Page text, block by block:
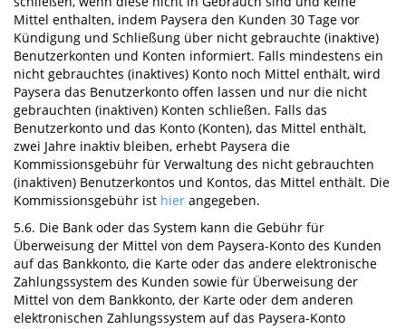
Mittel enthalten, indem Paysera den Kunden 30 Tage vor
Kündigung und Schließung über nicht gebrauchte (inaktive)
Benutzerkonten und Konten informiert. Falls mindestens ein
nicht gebrauchtes (inaktives) Konto noch Mittel enthält, wird
Paysera das Benutzerkonto offen lassen und nur die nicht
gebrauchten (inaktiven) Konten schließen. Falls das
Benutzerkonto und das Konto (Konten), das Mittel enthält,
zwei Jahre inaktiv bleiben, erhebt Paysera die
Kommissionsgebühr für Verwaltung des nicht gebrauchten
(inaktiven) Benutzerkontos und Kontos, das Mittel enthält. Die
Kommissionsgebühr ist hier angegeben.
5.6. Die Bank oder das System kann die Gebühr für
Überweisung der Mittel von dem Paysera-Konto des Kunden
auf das Bankkonto, die Karte oder das andere elektronische
Zahlungssystem des Kunden sowie für Überweisung der
Mittel von dem Bankkonto, der Karte oder dem anderen
elektronischen Zahlungssystem auf das Paysera-Konto